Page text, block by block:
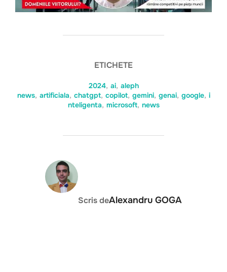
ETICHETE
2024, ai, aleph
news, artificiala, chatgpt, copilot, gemini, genai, google, i
nteligenta, microsoft, news
Scris deAlexandru GOGA